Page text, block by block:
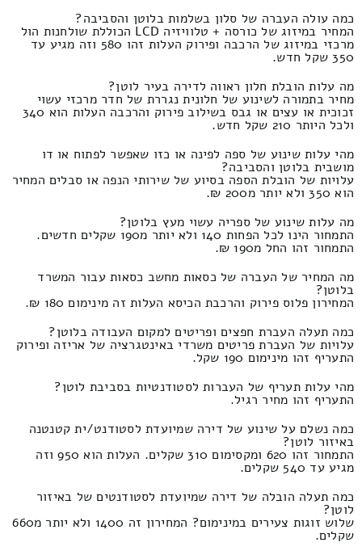
כמה עולה העברה של סלון בשלמות בלוטן והסביבה?
המחיר במיזוג של כורסה + טלוויזיה LCD הכוללת שולחנות הול
מרכזי במיזוג של הרכבה ופירוק העלות זהו 580 וזה מגיע עד
350 שקל חדש.
מה עלות הובלת חלון ראווה לדירה בעיר לוטן?
מחיר בתמורה לשינוע של חלונית נגררת של חדר מרכזי עשוי
זכוכית או עצים או גבס בשילוב פירוק והרכבה העלות הוא 340
ולכל היותר 210 שקל חדש.
מהי עלות שינוע של ספה לפינה או כזו שאפשר לפתוח או דו
מושבית בלוטן והסביבה?
עלויות של הובלת הספה בסיוע של שירותי הנפה או סבלים המחיר
הוא 350 ולא יותר מ200 ₪.
מה עלות שינוע של ספריה עשוי מעץ בלוטן?
התמחור הינו לכל הפחות 140 ולא יותר מ190 שקלים חדשים.
התמחור זהו החל מ190 ₪.
מה המחיר של העברה של כסאות מחשב כסאות עבור המשרד
בלוטן?
המחירון פלוס פירוק והרכבת הכיסא העלות זה מינימום 180 ₪.
כמה תעלה העברת חפצים ופריטים למקום העבודה בלוטן?
עלויות של העברת פריטים משרדי באינטגרציה של אריזה ופירוק
התעריף זהו מינימום 190 שקל.
מהי עלות תעריף של העברות לסטודנטיות בסביבת לוטן?
התעריף זהו מחיר רגיל.
כמה נשלם על שינוע של דירה שמיועדת לסטודנט/ית קטנטנה
באיזור לוטן?
התמחור זהו 620 ומקסימום 310 שקלים. העלות הוא 950 וזה
מגיע עד 540 שקלים.
כמה תעלה הובלה של דירה שמיועדת לסטודנטים של באיזור
לוטן?
שלוש זוגות צעירים במינימום? המחירון זה 1400 ולא יותר מ660
שקלים.